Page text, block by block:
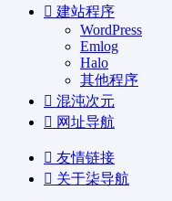
建站程序
WordPress
Emlog
Halo
其他程序
混沌次元
网址导航
友情链接
关于柒导航